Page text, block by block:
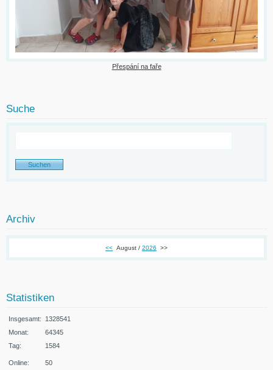
Přespání na faře
Suche
Archiv
<< August / 2026 >>
Statistiken
Online: 50
Insgesamt:
1328541
Monat:
64345
Tag:
1584